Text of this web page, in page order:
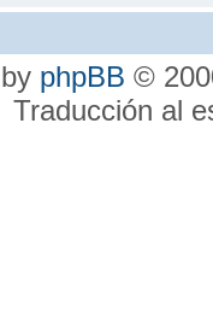
phpBB ©
Traducción al